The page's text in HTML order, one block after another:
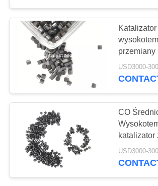
Zeolit ​​TS-1
Katalizator HTS
Katalizator
przemiany
CO
katalizator
Działanie